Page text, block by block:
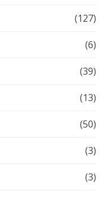
(127)
(6)
(39)
(13)
(50)
(3)
(3)